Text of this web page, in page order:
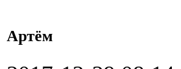
Артём